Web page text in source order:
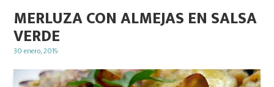
MERLUZA CON ALMEJAS EN SALSA
VERDE
Posted
30 enero, 2019